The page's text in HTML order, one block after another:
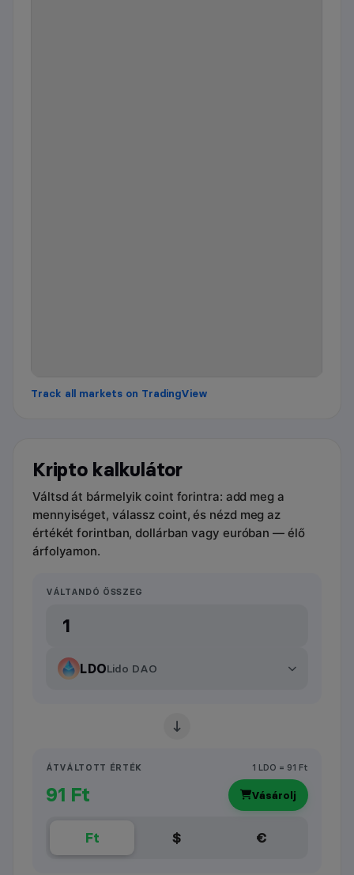
Track all markets on TradingView
Kripto kalkulátor
Váltsd át bármelyik coint forintra: add meg a
mennyiséget, válassz coint, és nézd meg az
értékét forintban, dollárban vagy euróban — élő
árfolyamon.
VÁLTANDÓ ÖSSZEG
LDOLido DAO
ÁTVÁLTOTT ÉRTÉK 1 LDO = 91 Ft
91 Ft Vásárolj
Ft $ €